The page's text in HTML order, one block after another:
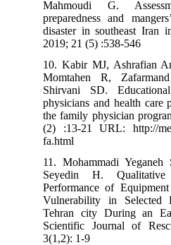
Mahmoudi G.
preparedness and
disaster in southeast
2019; 21 (5) :538-546
10. Kabir MJ, Ashrafian
Momtahen R,
Shirvani SD.
physicians and health
the family physician
(2) :13-21 URL: http://
fa.html
11. Mohammadi
Seyedin H.
Performance of
Vulnerability in
Tehran city During an
Scientific Journal of
3(1,2): 1-9